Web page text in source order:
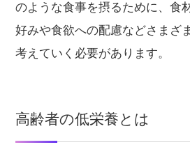
のような食事を摂るために、食
好みや食欲への配慮などさまざ
考えていく必要があります。
高齢者の低栄養とは